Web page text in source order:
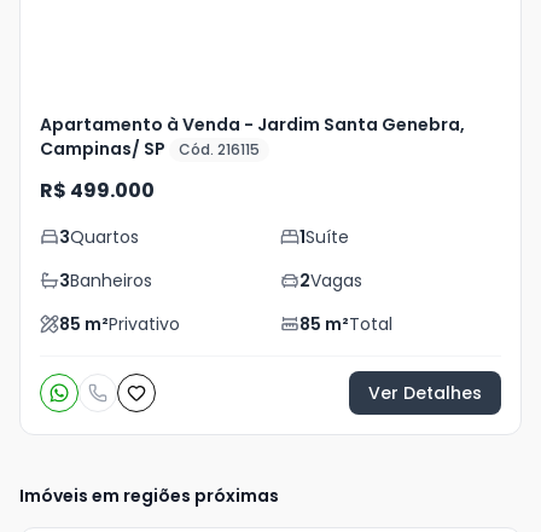
Apartamento à Venda - Jardim Santa Genebra,
Campinas/ SP
Cód. 216115
R$ 499.000
3Quartos 1Suíte
3Banheiros 2Vagas
85 m²Privativo 85 m²Total
Ver Detalhes
Imóveis em regiões próximas